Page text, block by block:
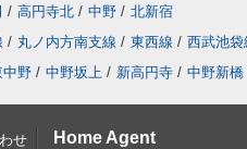
/ 高円寺北 / 中野 / 北新宿
/ 丸ノ内方南支線 / 東西線 / 西武池袋
中野 / 中野坂上 / 新高円寺 / 中野新橋
せ
Home Agent